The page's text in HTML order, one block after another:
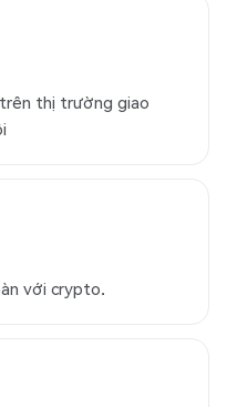
thị trường giao
với crypto.